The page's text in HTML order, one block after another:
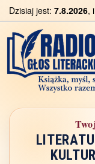
Dzisiaj jest: 7.8.2026,